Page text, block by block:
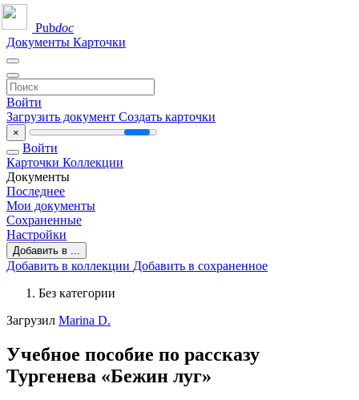
Pubdoc
Документы Карточки
Войти
Загрузить документ Создать карточки
×
Войти
Карточки Коллекции
Документы
Последнее
Мои документы
Сохраненные
Настройки
Добавить в ...
Добавить в коллекции Добавить в сохраненное
Без категории
Загрузил Marina D.
Учебное пособие по рассказу
Тургенева «Бежин луг»